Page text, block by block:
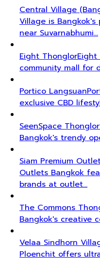
Central Village
Village is
near Suvarnabhumi…
Eight ThonglorEight
community mall for
Portico Langsuan
exclusive CBD
SeenSpace Thonglor
Bangkok's trendy
Siam Premium
Outlets Bangkok
brands at outlet…
The Commons
Bangkok's creative
Velaa Sindhorn
Ploenchit offers